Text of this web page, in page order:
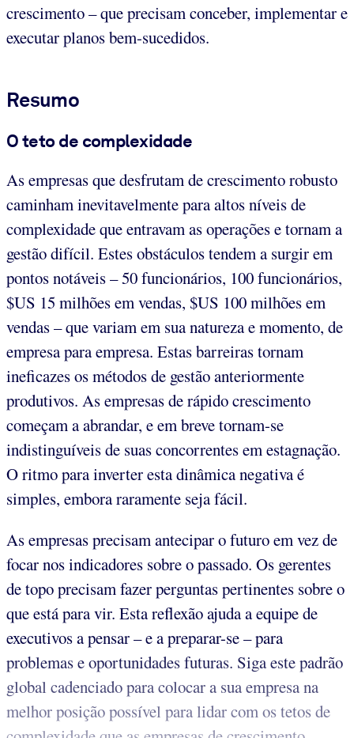
crescimento – que precisam conceber, implementar e
executar planos bem-sucedidos.
Resumo
O teto de complexidade
As empresas que desfrutam de crescimento robusto
caminham inevitavelmente para altos níveis de
complexidade que entravam as operações e tornam a
gestão difícil. Estes obstáculos tendem a surgir em
pontos notáveis – 50 funcionários, 100 funcionários,
$US 15 milhões em vendas, $US 100 milhões em
vendas – que variam em sua natureza e momento, de
empresa para empresa. Estas barreiras tornam
ineficazes os métodos de gestão anteriormente
produtivos. As empresas de rápido crescimento
começam a abrandar, e em breve tornam-se
indistinguíveis de suas concorrentes em estagnação.
O ritmo para inverter esta dinâmica negativa é
simples, embora raramente seja fácil.
As empresas precisam antecipar o futuro em vez de
focar nos indicadores sobre o passado. Os gerentes
de topo precisam fazer perguntas pertinentes sobre o
que está para vir. Esta reflexão ajuda a equipe de
executivos a pensar – e a preparar-se – para
problemas e oportunidades futuras. Siga este padrão
global cadenciado para colocar a sua empresa na
melhor posição possível para lidar com os tetos de